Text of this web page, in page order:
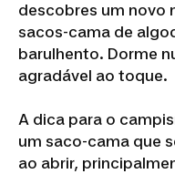
descobres um novo
sacos-cama de
barulhento. Dorme
agradável ao toque.
A dica para o
um saco-cama que
ao abrir,